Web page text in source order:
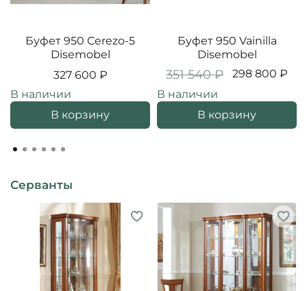
Буфет 950 Cerezo-5
Disemobel
327 600 ₽
В наличии
В корзину
Буфет 950 Vainilla
Disemobel
351 540 ₽
298 800 ₽
В наличии
В корзину
Серванты